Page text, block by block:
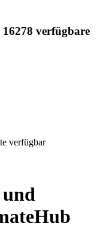
16278 verfügbare
verfügbar